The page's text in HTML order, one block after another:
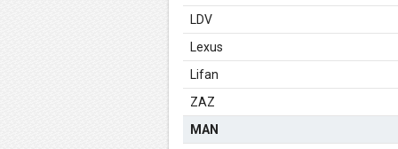
LDV
Lexus
Lifan
ZAZ
MAN